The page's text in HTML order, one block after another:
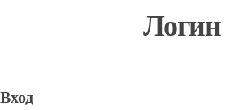
Логин
Вход